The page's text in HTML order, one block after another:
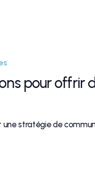
pour offrir
une stratégie de